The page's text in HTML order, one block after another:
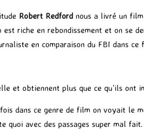
Robert Redford nous a livré un
riche en rebondissement et on se
en comparaison du FBI dans
et obtiennent plus que ce qu’ils ont
dans ce genre de film on voyait le
avec des passages super mal